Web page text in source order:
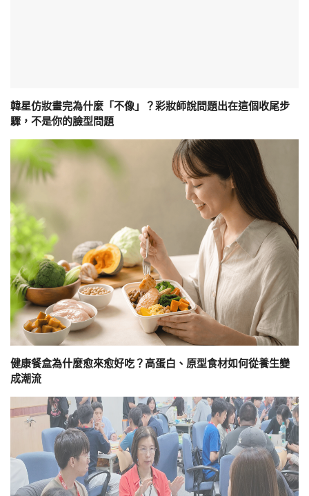
韓星仿妝畫完為什麼「不像」？彩妝師說問題出在這個收尾步
驟，不是你的臉型問題
健康餐盒為什麼愈來愈好吃？高蛋白、原型食材如何從養生變
成潮流